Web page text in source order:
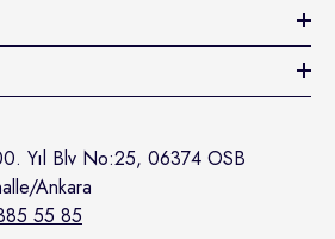
Ve
Yaş
Yıl Blv No:25, 06374 OSB
Ankara
55 85